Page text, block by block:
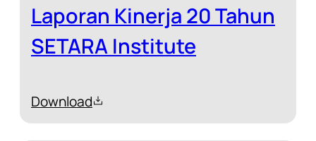
Laporan Kinerja 20 Tahun
SETARA Institute
Download